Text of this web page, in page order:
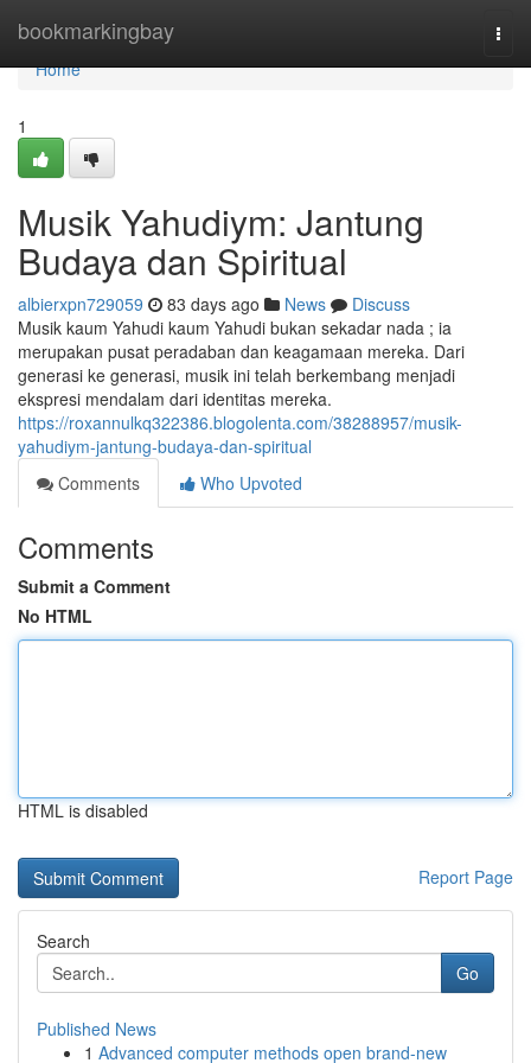
bookmarkingbay
Home
Home
1
Musik Yahudiym: Jantung
Budaya dan Spiritual
albierxpn729059 83 days ago News
Discuss
Musik kaum Yahudi kaum Yahudi bukan sekadar nada ; ia
merupakan pusat peradaban dan keagamaan mereka. Dari
generasi ke generasi, musik ini telah berkembang menjadi
ekspresi mendalam dari identitas mereka.
https://roxannulkq322386.blogolenta.com/38288957/musik-
yahudiym-jantung-budaya-dan-spiritual
Comments
Who Upvoted
Comments
Submit a Comment
No HTML
HTML is disabled
Report Page
Search
Go
Published News
1 Advanced computer methods open brand-new